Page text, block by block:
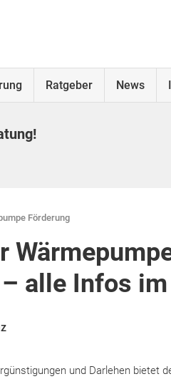
Ratgeber News
Förderung
alle Infos
und Darlehen bietet